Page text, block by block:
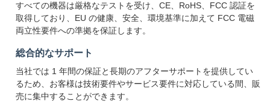
すべての機器は厳格なテストを受け、CE、RoHS、FCC 認証を
取得しており、EU の健康、安全、環境基準に加えて FCC 電磁
両立性要件への準拠を保証します。
総合的なサポート
当社では 1 年間の保証と長期のアフターサポートを提供してい
るため、お客様は技術要件やサービス要件に対応している間、販
売に集中することができます。